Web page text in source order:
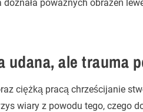
doznała poważnych obrażeń
udana, ale trauma
ciężką pracą chrześcijanie
wiary z powodu tego, czego